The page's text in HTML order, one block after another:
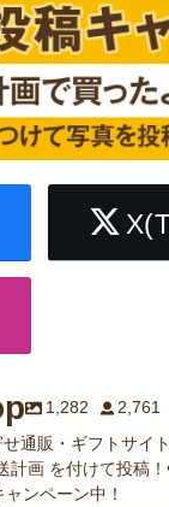
1,282
2,761
通販・ギフトサイ
計画 を付けて投稿
ンペーン中！